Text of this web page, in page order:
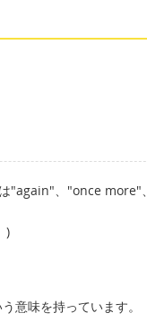
は"again"、"once
)
意味を持っています。